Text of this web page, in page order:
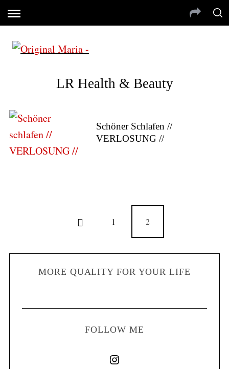
LR Health & Beauty
Schöner Schlafen //
VERLOSUNG //
1 2
MORE QUALITY FOR YOUR LIFE
FOLLOW ME